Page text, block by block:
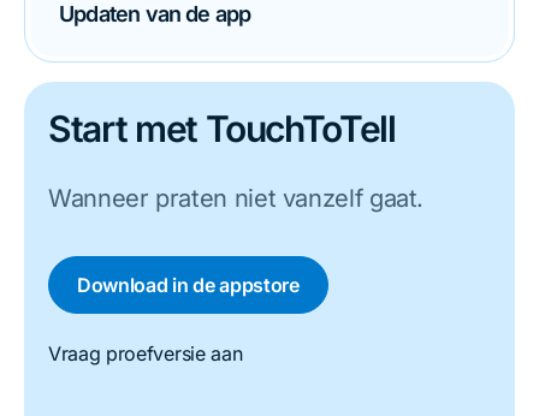
Updaten van de app
Start met TouchToTell
Wanneer praten niet vanzelf gaat.
Download in de appstore
Vraag proefversie aan